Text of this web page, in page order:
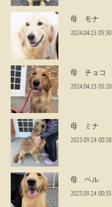
母 モナ
2024.04.15 05:30
母 チョコ
2024.04.15 05:20
母 ミナ
2023.09.24 00:38
母 ベル
2023.09.24 00:35